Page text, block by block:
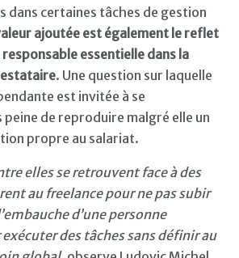
dans certaines tâches de gestion
ajoutée est également le reflet
essentielle dans la
. Une question sur laquelle
est invitée à se
de reproduire malgré elle un
propre au salariat.
elles se retrouvent face à des
au freelance pour ne pas subir
d’une personne
des tâches sans définir au